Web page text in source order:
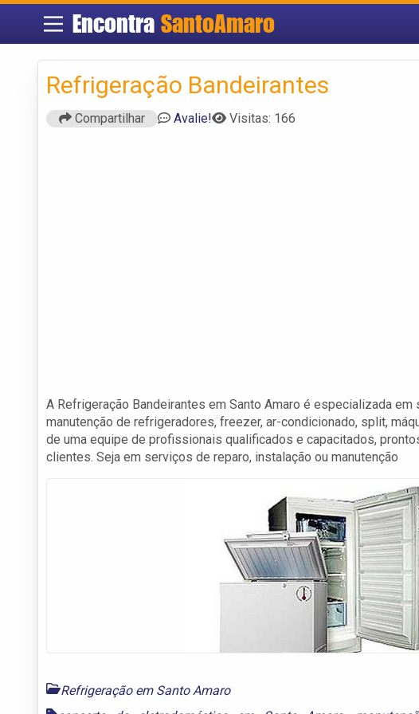
Encontra SantoAmaro
Refrigeração Bandeirantes
Compartilhar Avalie! Visitas: 166
A Refrigeração Bandeirantes em Santo Amaro é especializada
manutenção de refrigeradores, freezer, ar-condicionado, split,
de uma equipe de profissionais qualificados e capacitados,
clientes. Seja em serviços de reparo, instalação ou manutenção
Refrigeração em Santo Amaro